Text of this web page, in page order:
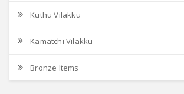
Kuthu Vilakku
Kamatchi Vilakku
Bronze Items